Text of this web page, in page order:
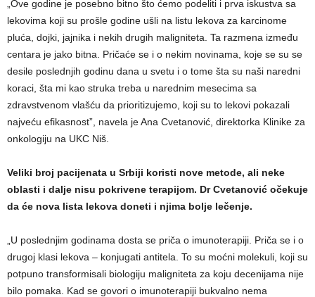
„Ove godine je posebno bitno što ćemo podeliti i prva iskustva sa
lekovima koji su prošle godine ušli na listu lekova za karcinome
pluća, dojki, jajnika i nekih drugih maligniteta. Ta razmena između
centara je jako bitna. Pričaće se i o nekim novinama, koje se su se
desile poslednjih godinu dana u svetu i o tome šta su naši naredni
koraci, šta mi kao struka treba u narednim mesecima sa
zdravstvenom vlašću da prioritizujemo, koji su to lekovi pokazali
najveću efikasnost”, navela je Ana Cvetanović, direktorka Klinike za
onkologiju na UKC Niš.
Veliki broj pacijenata u Srbiji koristi nove metode, ali neke
oblasti i dalje nisu pokrivene terapijom. Dr Cvetanović očekuje
da će nova lista lekova doneti i njima bolje lečenje.
„U poslednjim godinama dosta se priča o imunoterapiji. Priča se i o
drugoj klasi lekova – konjugati antitela. To su moćni molekuli, koji su
potpuno transformisali biologiju maligniteta za koju decenijama nije
bilo pomaka. Kad se govori o imunoterapiji bukvalno nema